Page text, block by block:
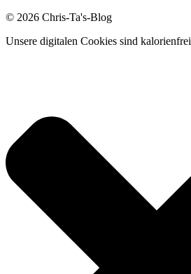
© 2026 Chris-Ta's-Blog
Unsere digitalen Cookies sind kalorienfrei